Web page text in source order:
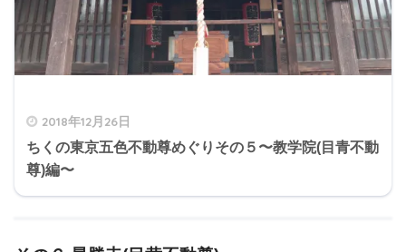
2018年12月26日
ちくの東京五色不動尊めぐりその５〜教学院(目青不動
尊)編〜